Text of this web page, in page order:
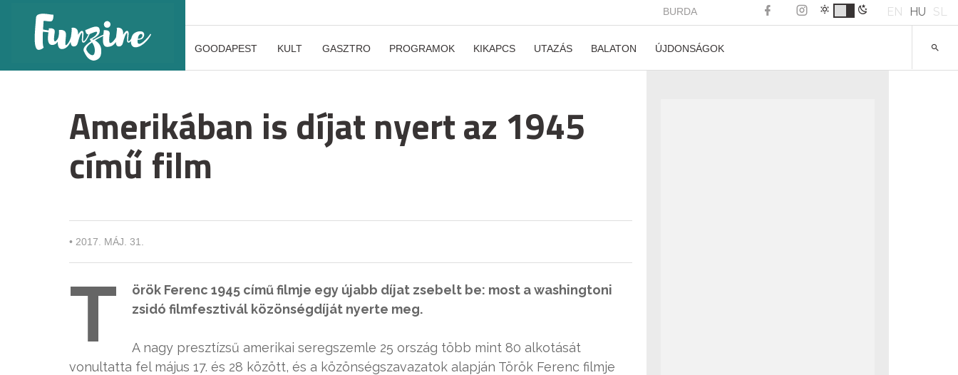
BURDA EN HU SL
GOODAPEST KULT GASZTRO PROGRAMOK KIKAPCS UTAZÁS BALATON ÚJDONSÁGOK
Amerikában is díjat nyert az 1945
című film
• 2017. MÁJ. 31.
T
örök Ferenc 1945 című filmje egy újabb díjat zsebelt be: most a washingtoni
zsidó filmfesztivál közönségdíját nyerte meg.
A nagy presztízsű amerikai seregszemle 25 ország több mint 80 alkotását
vonultatta fel május 17. és 28 között, és a közönségszavazatok alapján Török Ferenc filmje